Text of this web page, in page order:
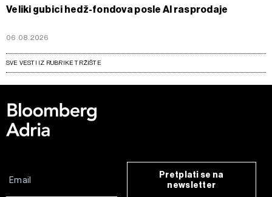
Veliki gubici hedž-fondova posle AI rasprodaje
06.08.2026
SVE VESTI IZ RUBRIKE TRŽIŠTE
Pretplati se na
newsletter